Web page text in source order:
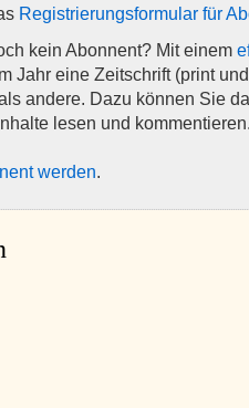
Registrierungsformular für
kein Abonnent? Mit einem
Jahr eine Zeitschrift (print
andere. Dazu können Sie
lesen und kommentieren.
werden.